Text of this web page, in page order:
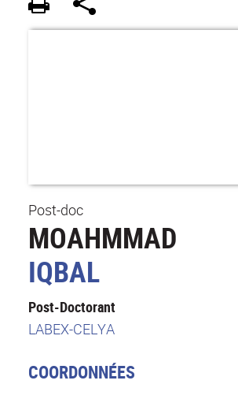
Post-doc
MOAHMMAD
IQBAL
Post-Doctorant
LABEX-CELYA
COORDONNÉES